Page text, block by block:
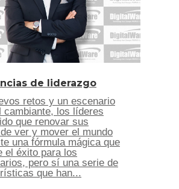
de liderazgo
retos y un escenario
cambiante, los líderes
que renovar sus
ver y mover el mundo
una fórmula mágica que
el éxito para los
pero sí una serie de
que han...